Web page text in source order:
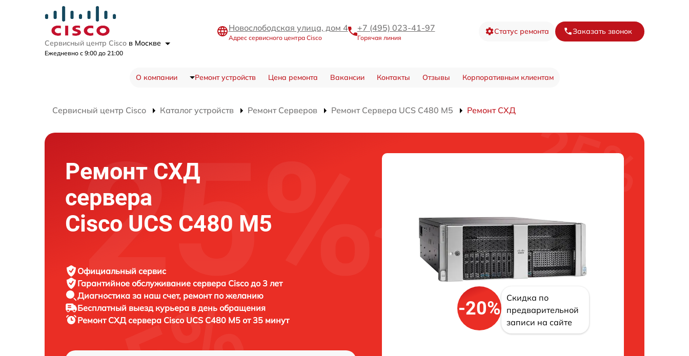
Сервисный центр Cisco в Москве
Ежедневно с 9:00 до 21:00
Новослободская улица, дом 4
Адрес сервисного центра Cisco
+7 (495) 023-41-97
Горячая линия
Статус ремонта Заказать звонок
О компании Ремонт устройств Цена ремонта Вакансии Контакты Отзывы Корпоративным клиентам
Сервисный центр Cisco Каталог устройств Ремонт Серверов Ремонт Сервера UCS C480 M5 Ремонт СХД
Ремонт СХД
сервера
Cisco UCS C480 M5
Официальный сервис
Гарантийное обслуживание сервера Cisco до 3 лет
Диагностика за наш счет, ремонт по желанию
Бесплатный выезд курьера в день обращения
Ремонт СХД сервера Cisco UCS C480 M5 от 35 минут
-20%
Скидка по
предварительной
записи на сайте